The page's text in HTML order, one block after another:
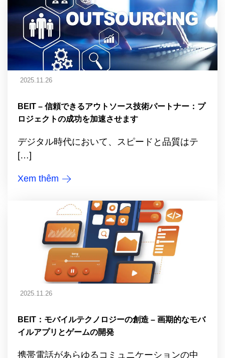
2025.11.26
BEIT – 信頼できるアウトソース技術パートナー：プ
ロジェクトの成功を加速させます
デジタル時代において、スピードと品質はテ
[…]
Xem thêm
2025.11.26
BEIT：モバイルテクノロジーの創造 – 画期的なモバ
イルアプリとゲームの開発
携帯電話があらゆるコミュニケーションの中